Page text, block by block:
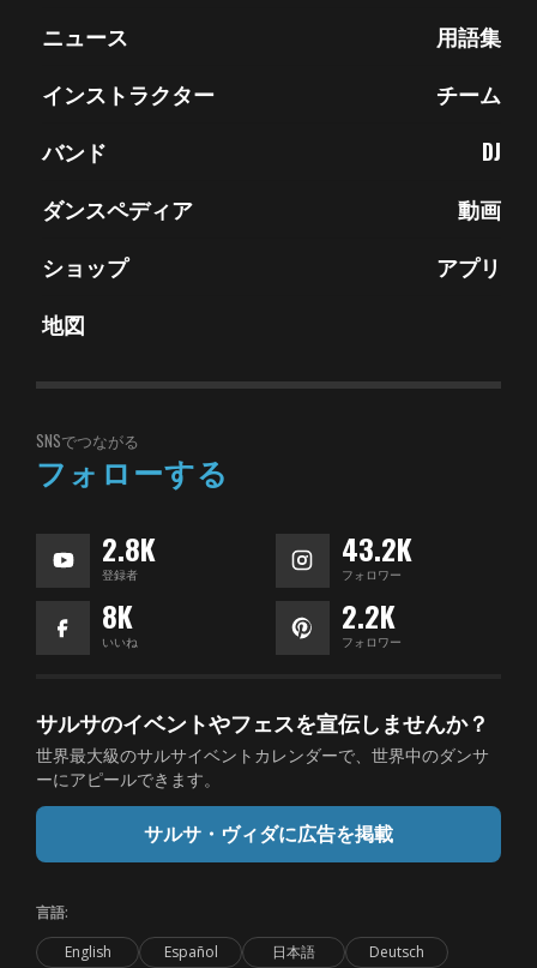
用語集
ニュース
チーム
インストラクター
DJ
バンド
動画
ダンスペディア
アプリ
ショップ
地図
SNSでつながる
フォローする
2.8K
登録者
43.2K
フォロワー
8K
いいね
2.2K
フォロワー
サルサのイベントやフェスを宣伝しませんか？
世界最大級のサルサイベントカレンダーで、世界中のダンサ
ーにアピールできます。
サルサ・ヴィダに広告を掲載
言語:
English
Español 日本語 Deutsch